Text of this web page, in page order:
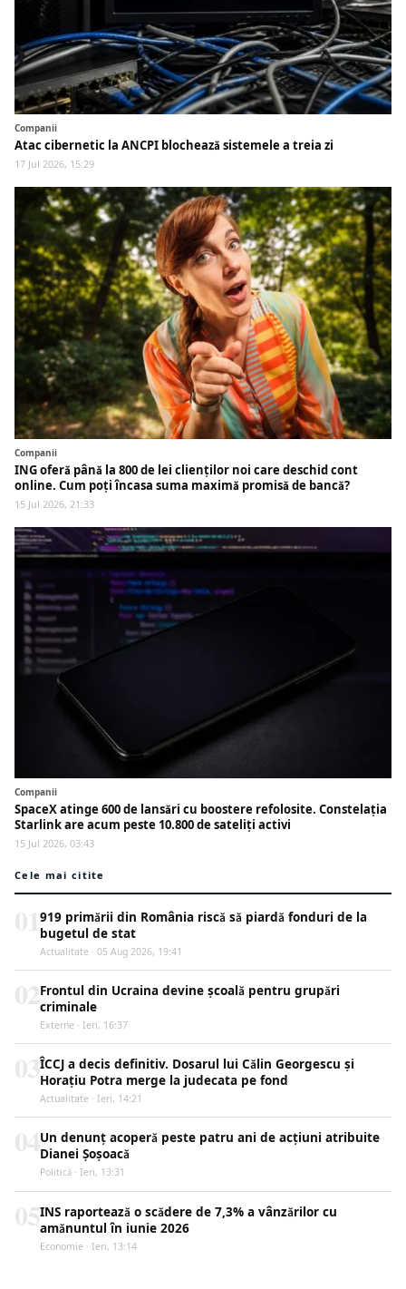
Companii
Atac cibernetic la ANCPI blochează sistemele a treia zi
17 Jul 2026, 15:29
Companii
ING oferă până la 800 de lei clienților noi care deschid cont
online. Cum poți încasa suma maximă promisă de bancă?
15 Jul 2026, 21:33
Companii
SpaceX atinge 600 de lansări cu boostere refolosite. Constelația
Starlink are acum peste 10.800 de sateliți activi
15 Jul 2026, 03:43
Cele mai citite
919 primării din România riscă să piardă fonduri de la
bugetul de stat
Actualitate · 05 Aug 2026, 19:41
Frontul din Ucraina devine școală pentru grupări
criminale
Externe · Ieri, 16:37
ÎCCJ a decis definitiv. Dosarul lui Călin Georgescu și
Horațiu Potra merge la judecata pe fond
Actualitate · Ieri, 14:21
Un denunț acoperă peste patru ani de acțiuni atribuite
Dianei Șoșoacă
Politică · Ieri, 13:31
INS raportează o scădere de 7,3% a vânzărilor cu
amănuntul în iunie 2026
Economie · Ieri, 13:14